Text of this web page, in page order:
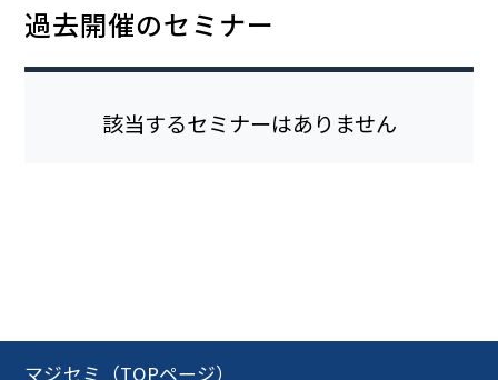
過去開催のセミナー
該当するセミナーはありません
マジセミ（TOPページ）